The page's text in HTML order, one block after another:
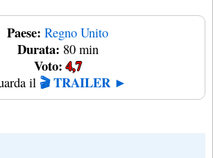
Paese: Regno Unito
Durata: 80 min
Voto: 4,7
il 🎬 TRAILER ►